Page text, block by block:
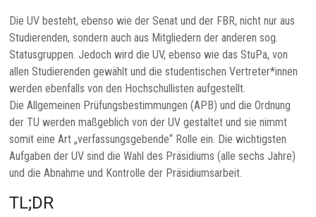
Die UV besteht, ebenso wie der Senat und der FBR, nicht nur aus
Studierenden, sondern auch aus Mitgliedern der anderen sog.
Statusgruppen. Jedoch wird die UV, ebenso wie das StuPa, von
allen Studierenden gewählt und die studentischen Vertreter*innen
werden ebenfalls von den Hochschullisten aufgestellt.
Die Allgemeinen Prüfungsbestimmungen (APB) und die Ordnung
der TU werden maßgeblich von der UV gestaltet und sie nimmt
somit eine Art „verfassungsgebende“ Rolle ein. Die wichtigsten
Aufgaben der UV sind die Wahl des Präsidiums (alle sechs Jahre)
und die Abnahme und Kontrolle der Präsidiumsarbeit.
TL;DR